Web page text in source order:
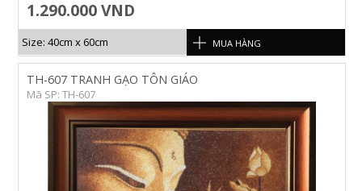
1.290.000 VND
Size: 40cm x 60cm MUA HÀNG
TH-607 TRANH GẠO TÔN GIÁO
Mã SP: TH-607